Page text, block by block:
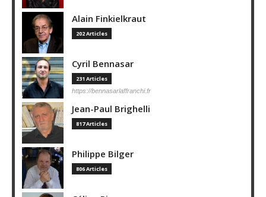
Alain Finkielkraut
202 Articles
Cyril Bennasar
231 Articles
https://bennasarlaffranchi.fr
Jean-Paul Brighelli
817 Articles
Philippe Bilger
806 Articles